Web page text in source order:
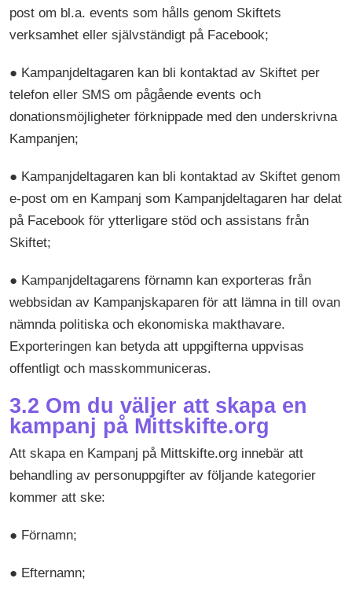
post om bl.a. events som hålls genom Skiftets
verksamhet eller självständigt på Facebook;
● Kampanjdeltagaren kan bli kontaktad av Skiftet per
telefon eller SMS om pågående events och
donationsmöjligheter förknippade med den underskrivna
Kampanjen;
● Kampanjdeltagaren kan bli kontaktad av Skiftet genom
e-post om en Kampanj som Kampanjdeltagaren har delat
på Facebook för ytterligare stöd och assistans från
Skiftet;
● Kampanjdeltagarens förnamn kan exporteras från
webbsidan av Kampanjskaparen för att lämna in till ovan
nämnda politiska och ekonomiska makthavare.
Exporteringen kan betyda att uppgifterna uppvisas
offentligt och masskommuniceras.
3.2 Om du väljer att skapa en
kampanj på Mittskifte.org
Att skapa en Kampanj på Mittskifte.org innebär att
behandling av personuppgifter av följande kategorier
kommer att ske:
● Förnamn;
● Efternamn;